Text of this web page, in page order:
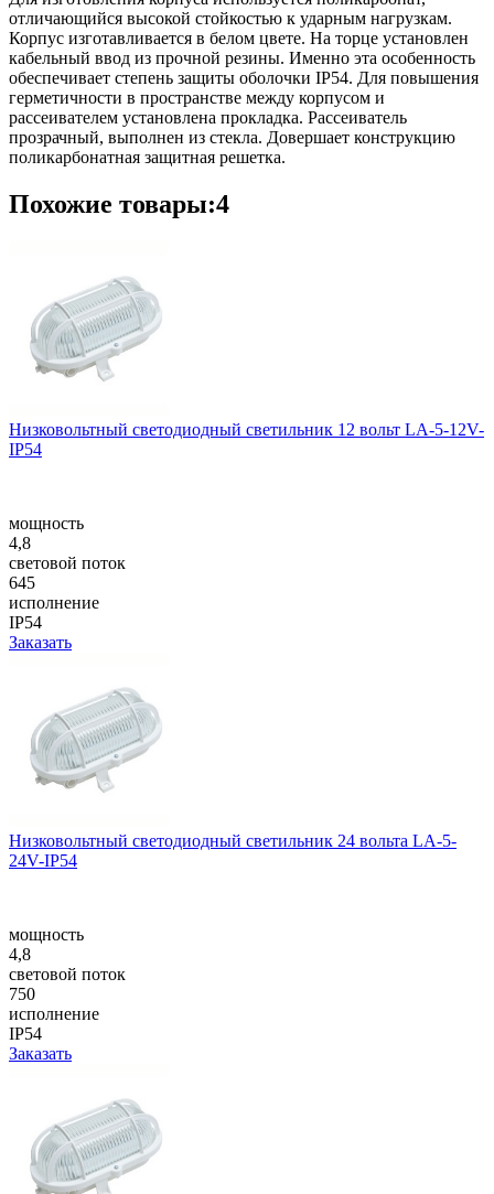
отличающийся высокой стойкостью к ударным нагрузкам.
Корпус изготавливается в белом цвете. На торце установлен
кабельный ввод из прочной резины. Именно эта особенность
обеспечивает степень защиты оболочки IP54. Для повышения
герметичности в пространстве между корпусом и
рассеивателем установлена прокладка. Рассеиватель
прозрачный, выполнен из стекла. Довершает конструкцию
поликарбонатная защитная решетка.
Похожие товары:4
Низковольтный светодиодный светильник 12 вольт LA-5-12V-
IP54
мощность
4,8
световой поток
645
исполнение
IP54
Заказать
Низковольтный светодиодный светильник 24 вольта LA-5-
24V-IP54
мощность
4,8
световой поток
750
исполнение
IP54
Заказать